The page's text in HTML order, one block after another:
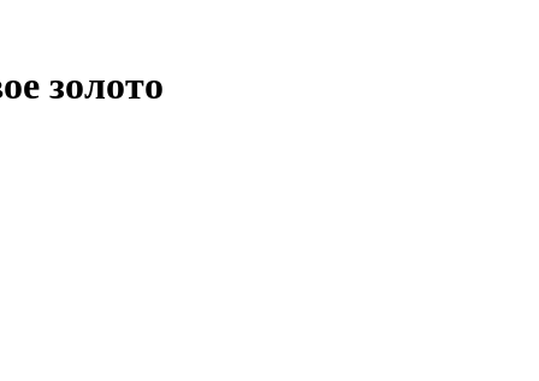
золото